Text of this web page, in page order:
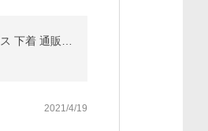
2021/4/19